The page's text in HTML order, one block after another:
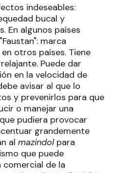
indeseables:
bucal y
En algunos países
marca
en otros países. Tiene
Puede dar
en la velocidad de
avisar al que lo
y prevenirlos para que
o manejar una
pudiera provocar
grandemente
al mazindolpara
que puede
comercial de la